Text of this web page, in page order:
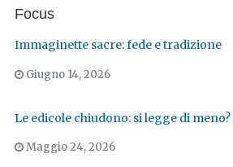
Focus
Immaginette sacre: fede e tradizione
Giugno 14, 2026
Le edicole chiudono: si legge di meno?
Maggio 24, 2026